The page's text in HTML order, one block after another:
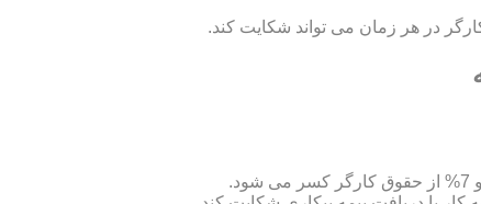
در هر زمان می تواند شکایت کند.